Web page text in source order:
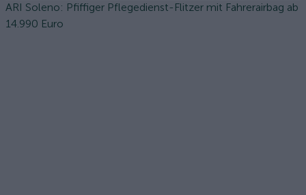
ARI Soleno: Pfiffiger Pflegedienst-Flitzer mit Fahrerairbag ab
14.990 Euro